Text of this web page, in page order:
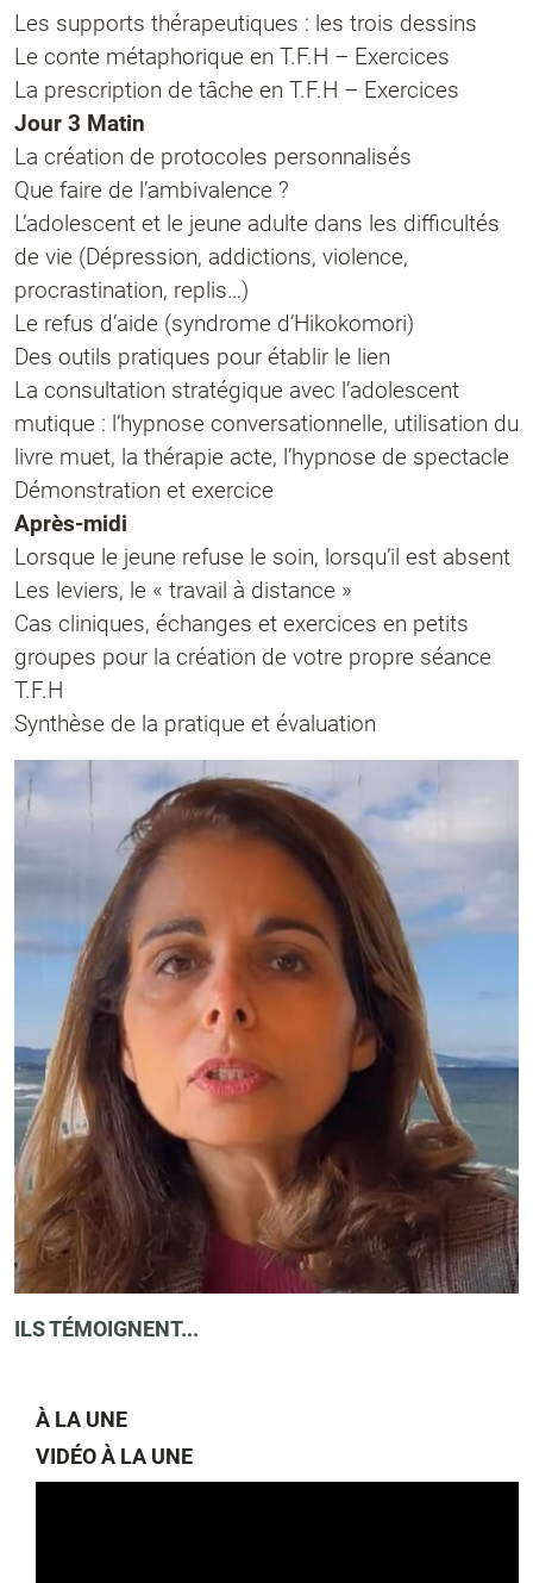
Les supports thérapeutiques : les trois dessins
Le conte métaphorique en T.F.H – Exercices
La prescription de tâche en T.F.H – Exercices
Jour 3 Matin
La création de protocoles personnalisés
Que faire de l’ambivalence ?
L’adolescent et le jeune adulte dans les difficultés
de vie (Dépression, addictions, violence,
procrastination, replis…)
Le refus d’aide (syndrome d’Hikokomori)
Des outils pratiques pour établir le lien
La consultation stratégique avec l’adolescent
mutique : l’hypnose conversationnelle, utilisation du
livre muet, la thérapie acte, l’hypnose de spectacle
Démonstration et exercice
Après-midi
Lorsque le jeune refuse le soin, lorsqu’il est absent
Les leviers, le « travail à distance »
Cas cliniques, échanges et exercices en petits
groupes pour la création de votre propre séance
T.F.H
Synthèse de la pratique et évaluation
ILS TÉMOIGNENT...
À LA UNE
VIDÉO À LA UNE